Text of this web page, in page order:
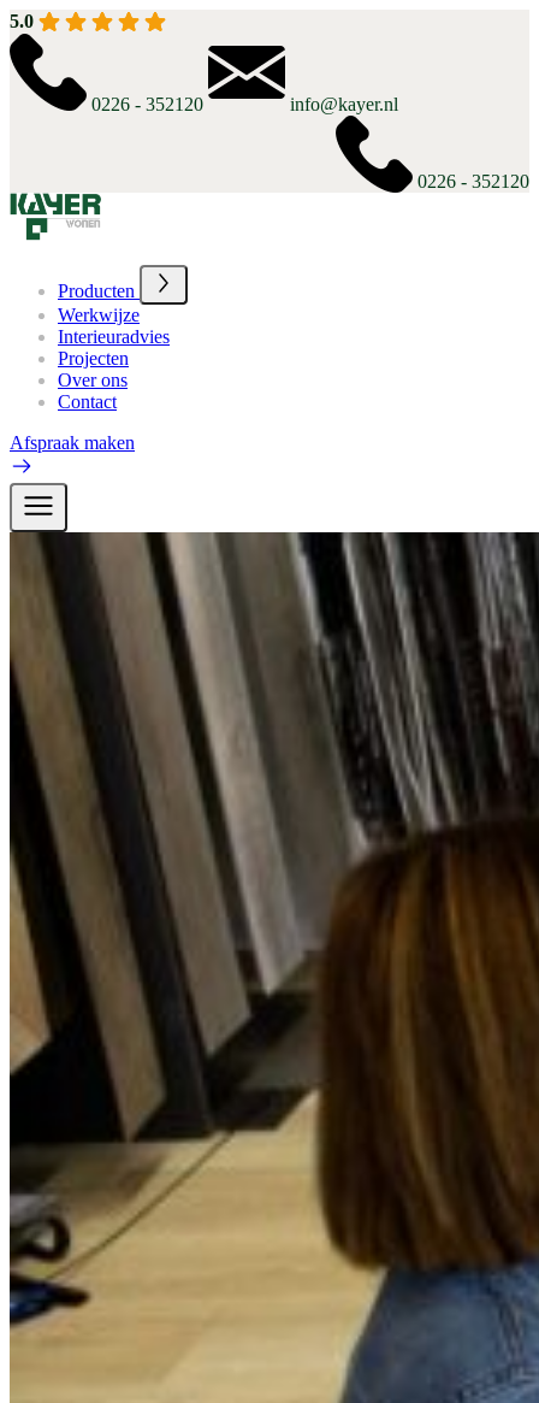
5.0
0226 - 352120 info@kayer.nl
0226 - 352120
Producten
Werkwijze
Interieuradvies
Projecten
Over ons
Contact
Afspraak maken